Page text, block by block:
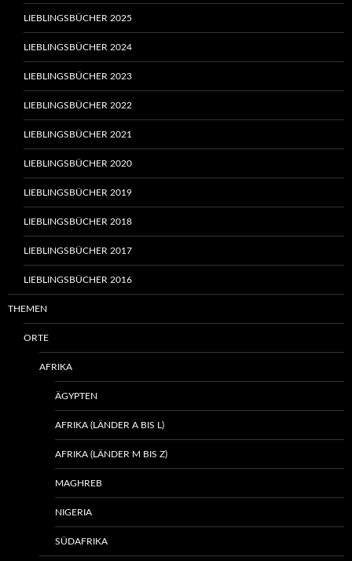
LIEBLINGSBÜCHER 2025
LIEBLINGSBÜCHER 2024
LIEBLINGSBÜCHER 2023
LIEBLINGSBÜCHER 2022
LIEBLINGSBÜCHER 2021
LIEBLINGSBÜCHER 2020
LIEBLINGSBÜCHER 2019
LIEBLINGSBÜCHER 2018
LIEBLINGSBÜCHER 2017
LIEBLINGSBÜCHER 2016
THEMEN
ORTE
AFRIKA
ÄGYPTEN
AFRIKA (LÄNDER A BIS L)
AFRIKA (LÄNDER M BIS Z)
MAGHREB
NIGERIA
SÜDAFRIKA